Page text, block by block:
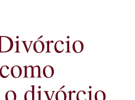
divórcio